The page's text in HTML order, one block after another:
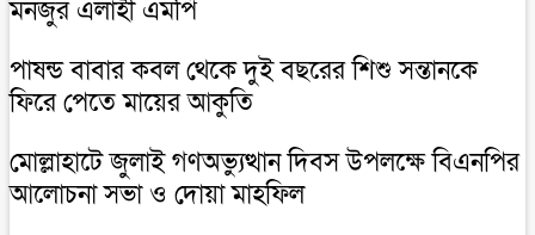
মনজুর এলাহী এমপি
পাষন্ড বাবার কবল থেকে দুই বছরের শিশু সন্তানকে
ফিরে পেতে মায়ের আকুতি
মোল্লাহাটে জুলাই গণঅভ্যুত্থান দিবস উপলক্ষে বিএনপির
আলোচনা সভা ও দোয়া মাহফিল